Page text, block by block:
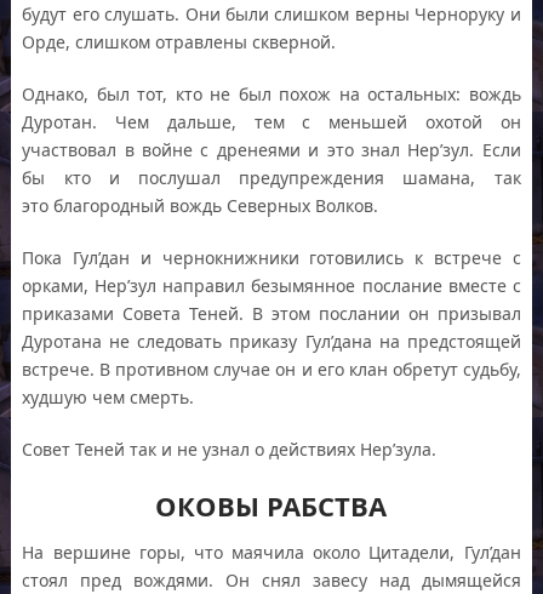
будут его слушать. Они были слишком верны Черноруку и
Орде, слишком отравлены скверной.
Однако, был тот, кто не был похож на остальных: вождь
Дуротан. Чем дальше, тем с меньшей охотой он
участвовал в войне с дренеями и это знал Нер’зул. Если
бы кто и послушал предупреждения шамана, так
это благородный вождь Северных Волков.
Пока Гул’дан и чернокнижники готовились к встрече с
орками, Нер’зул направил безымянное послание вместе с
приказами Совета Теней. В этом послании он призывал
Дуротана не следовать приказу Гул’дана на предстоящей
встрече. В противном случае он и его клан обретут судьбу,
худшую чем смерть.
Совет Теней так и не узнал о действиях Нер’зула.
ОКОВЫ РАБСТВА
На вершине горы, что маячила около Цитадели, Гул’дан
стоял пред вождями. Он снял завесу над дымящейся